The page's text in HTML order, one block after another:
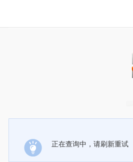
正在查询中，请刷新重试